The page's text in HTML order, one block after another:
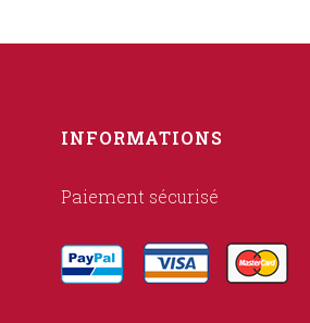
INFORMATIONS
Paiement sécurisé